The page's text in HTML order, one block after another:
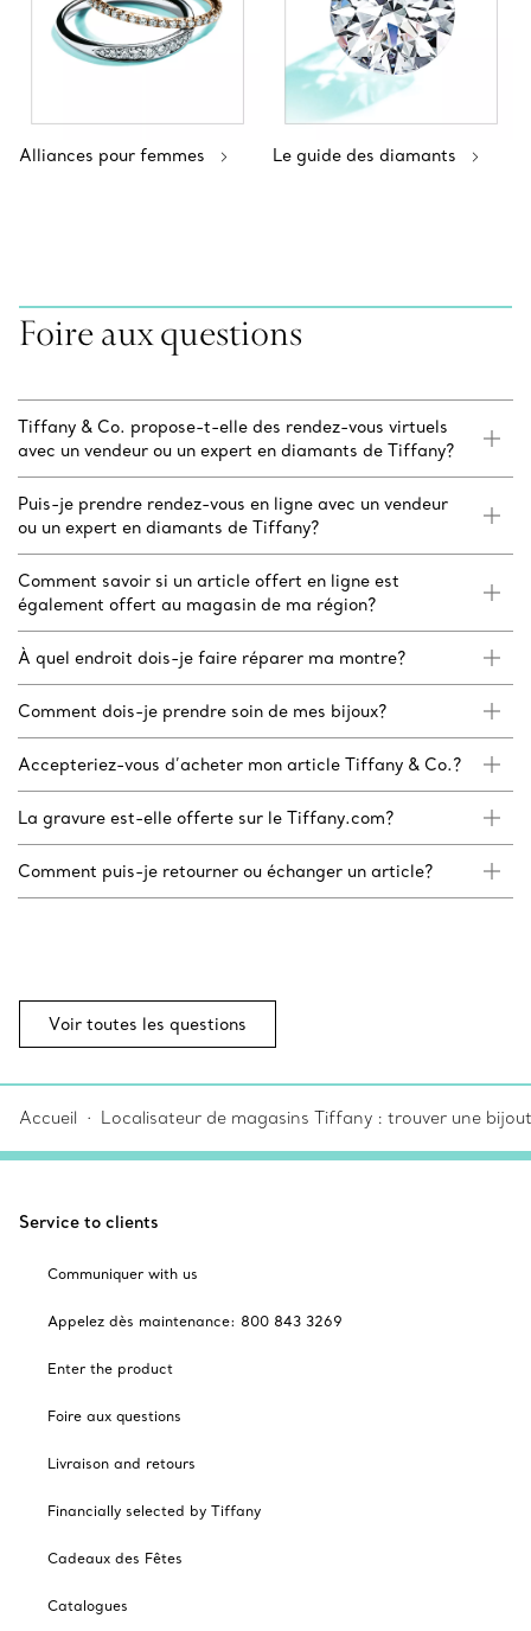
Alliances pour femmes Le guide des diamants
Foire aux questions
Tiffany & Co. propose-t-elle des rendez-vous virtuels
avec un vendeur ou un expert en diamants de Tiffany?
Puis-je prendre rendez-vous en ligne avec un vendeur
ou un expert en diamants de Tiffany?
Comment savoir si un article offert en ligne est
également offert au magasin de ma région?
À quel endroit dois-je faire réparer ma montre?
Comment dois-je prendre soin de mes bijoux?
Accepteriez-vous d’acheter mon article Tiffany & Co.?
La gravure est-elle offerte sur le Tiffany.com?
Comment puis-je retourner ou échanger un article?
Voir toutes les questions
Accueil Localisateur de magasins Tiffany : trouver une
Service to clients
Communiquer with us
Appelez dès maintenance: 800 843 3269
Enter the product
Foire aux questions
Livraison and retours
Financially selected by Tiffany
Cadeaux des Fêtes
Catalogues